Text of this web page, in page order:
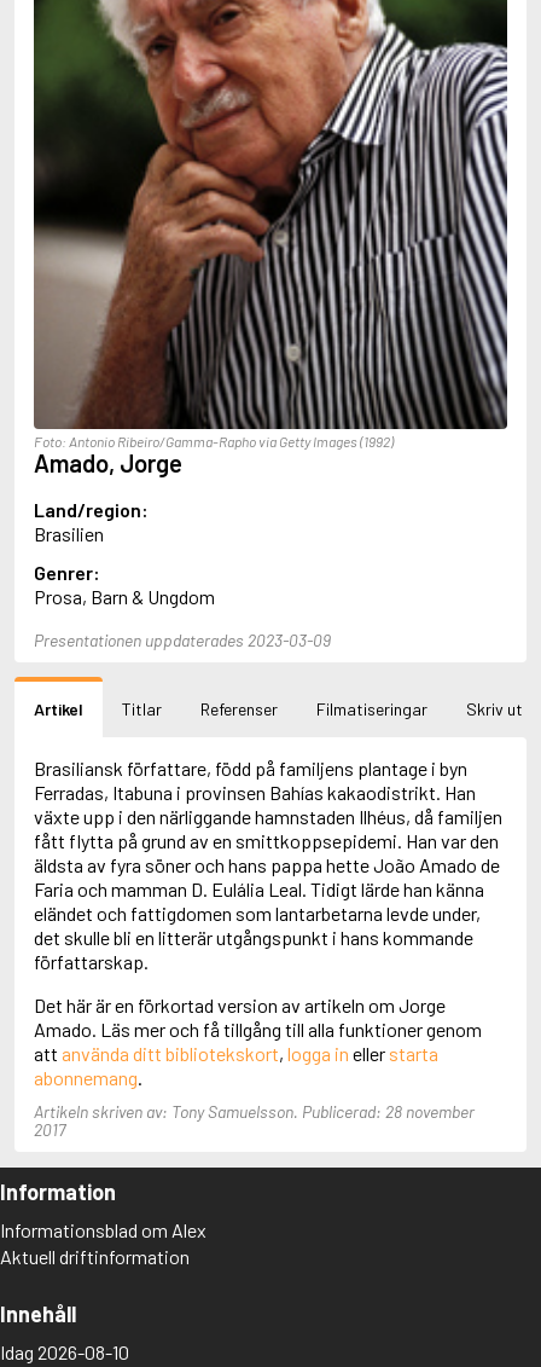
Abgarjan, Narine
Abish, Walter
Aboulela, Leila
Abrahams, Peter (f. 1919)
Abrahams, Peter (f. 1947)
Abrahamson, Emmy
Abu-Jaber, Diana
Abulhawa, Susan
Aburas, Lone
Achebe, Chinua
Achmatova, Anna
Aciman, André
Ackebo, Lena
Acker, Kathy
Ackroyd, Peter
Adam de la Halle
Adamov, Arthur
Adams, Douglas
Adams, Herbert
Adams, Jane
Adams, Richard
Adbåge, Emma
Adbåge, Lisen
Adelborg, Ottilia
Adiga, Aravind
Adnan, Etel
Adolfsson, Evert
Adolfsson, Gunnar
Adolfsson, Josefine
Adolfsson, Maria
Adolphsen, Peter
Foto: Antonio Ribeiro/Gamma-Rapho via Getty Images (1992)
Amado, Jorge
Land/region:
Brasilien
Genrer:
Prosa, Barn & Ungdom
Presentationen uppdaterades 2023-03-09
Artikel Titlar Referenser Filmatiseringar Skriv ut
Brasiliansk författare, född på familjens plantage i byn
Ferradas, Itabuna i provinsen Bahías kakaodistrikt. Han
växte upp i den närliggande hamnstaden Ilhéus, då familjen
fått flytta på grund av en smittkoppsepidemi. Han var den
äldsta av fyra söner och hans pappa hette João Amado de
Faria och mamman D. Eulália Leal. Tidigt lärde han känna
eländet och fattigdomen som lantarbetarna levde under,
det skulle bli en litterär utgångspunkt i hans kommande
författarskap.
Det här är en förkortad version av artikeln om Jorge
Amado. Läs mer och få tillgång till alla funktioner genom
att använda ditt bibliotekskort, logga in eller starta
abonnemang
Artikeln skriven av: Tony Samuelsson. Publicerad: 28 november
2017
Information
Informationsblad om Alex
Aktuell driftinformation
Innehåll
Idag 2026-08-10